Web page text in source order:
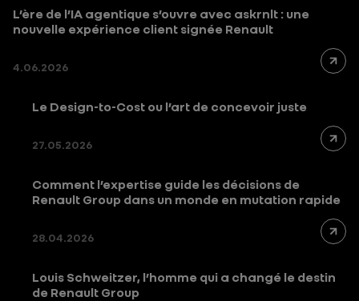
L’ère de l’IA agentique s’ouvre avec askrnlt : une
nouvelle expérience client signée Renault
4.06.2026
Le Design-to-Cost ou l’art de concevoir juste
27.05.2026
Comment l’expertise guide les décisions de
Renault Group dans un monde en mutation rapide
28.04.2026
Louis Schweitzer, l’homme qui a changé le destin
de Renault Group